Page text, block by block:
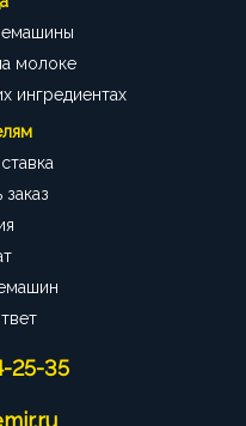
молоке
ингредиентах
заказ
25-35